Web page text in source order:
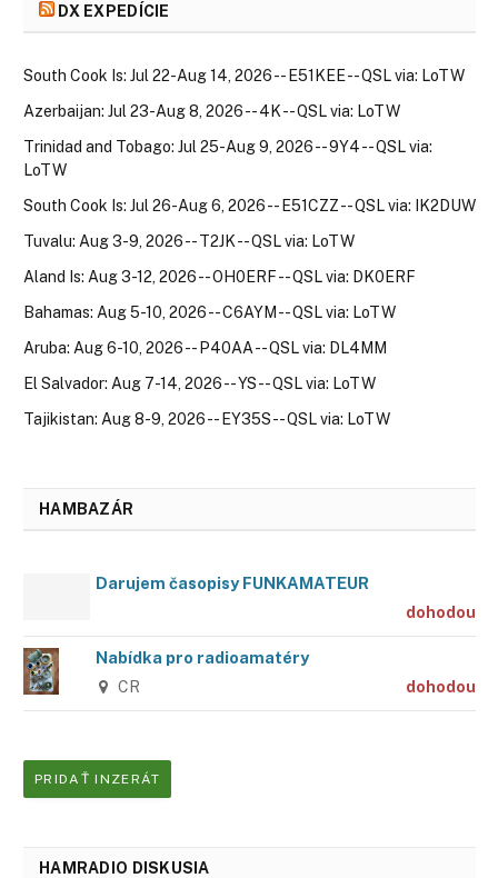
DX EXPEDÍCIE
South Cook Is: Jul 22-Aug 14, 2026 -- E51KEE -- QSL via: LoTW
Azerbaijan: Jul 23-Aug 8, 2026 -- 4K -- QSL via: LoTW
Trinidad and Tobago: Jul 25-Aug 9, 2026 -- 9Y4 -- QSL via:
LoTW
South Cook Is: Jul 26-Aug 6, 2026 -- E51CZZ -- QSL via: IK2DUW
Tuvalu: Aug 3-9, 2026 -- T2JK -- QSL via: LoTW
Aland Is: Aug 3-12, 2026 -- OH0ERF -- QSL via: DK0ERF
Bahamas: Aug 5-10, 2026 -- C6AYM -- QSL via: LoTW
Aruba: Aug 6-10, 2026 -- P40AA -- QSL via: DL4MM
El Salvador: Aug 7-14, 2026 -- YS -- QSL via: LoTW
Tajikistan: Aug 8-9, 2026 -- EY35S -- QSL via: LoTW
HAMBAZÁR
Darujem časopisy FUNKAMATEUR
dohodou
Nabídka pro radioamatéry
CR dohodou
PRIDAŤ INZERÁT
HAMRADIO DISKUSIA